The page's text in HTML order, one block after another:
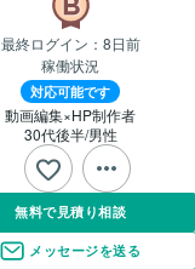
最終ログイン： 8日前
稼働状況
対応可能です
動画編集×HP制作者
30代後半男性
無料で見積り相談
メッセージを送る